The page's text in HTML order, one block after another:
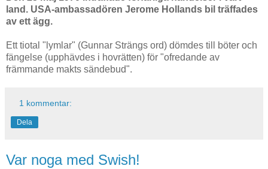
land. USA-ambassadören Jerome Hollands bil träffades
av ett ägg.
Ett tiotal "lymlar" (Gunnar Strängs ord) dömdes till böter och
fängelse (upphävdes i hovrätten) för "ofredande av
främmande makts sändebud".
1 kommentar:
Dela
Var noga med Swish!